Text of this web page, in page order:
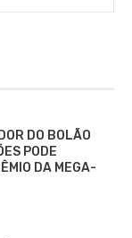
DO BOLÃO
PODE
DA MEGA-